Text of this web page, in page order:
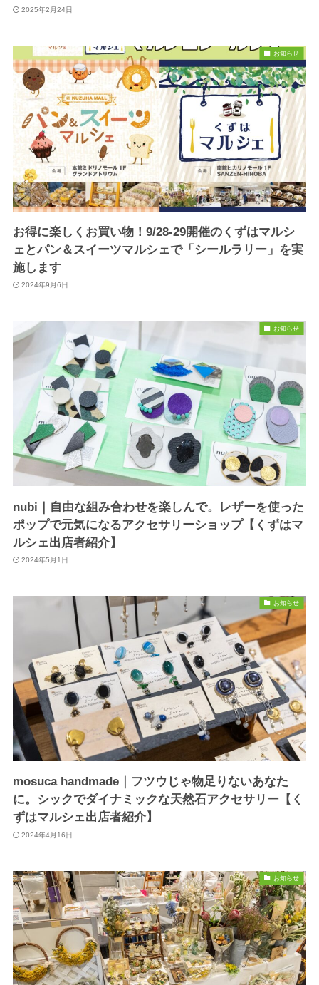
2025年2月24日
お知らせ
お得に楽しくお買い物！9/28-29開催のくずはマルシ
ェとパン＆スイーツマルシェで「シールラリー」を実
施します
2024年9月6日
お知らせ
nubi｜自由な組み合わせを楽しんで。レザーを使った
ポップで元気になるアクセサリーショップ【くずはマ
ルシェ出店者紹介】
2024年5月1日
お知らせ
mosuca handmade｜フツウじゃ物足りないあなた
に。シックでダイナミックな天然石アクセサリー【く
ずはマルシェ出店者紹介】
2024年4月16日
お知らせ